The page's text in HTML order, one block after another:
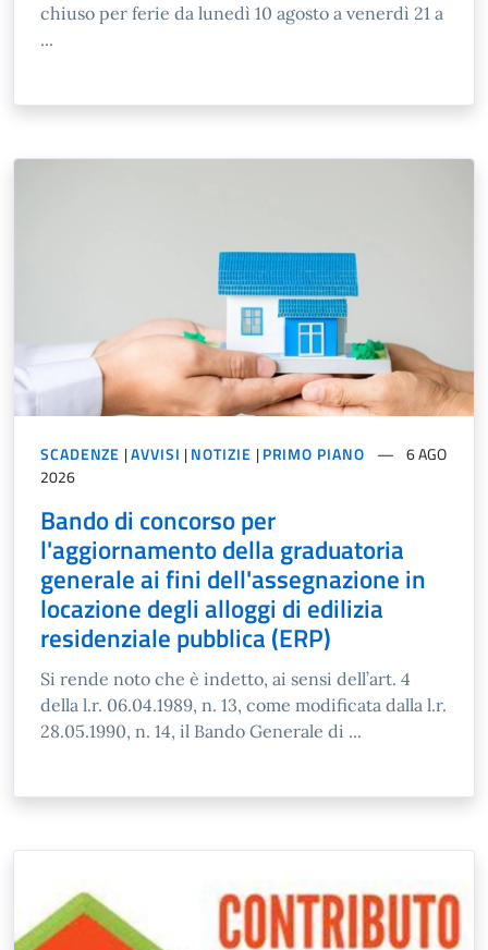
chiuso per ferie da lunedì 10 agosto a venerdì 21 a
...
SCADENZE |AVVISI |NOTIZIE |PRIMO PIANO
6 AGO
2026
Bando di concorso per
l'aggiornamento della graduatoria
generale ai fini dell'assegnazione in
locazione degli alloggi di edilizia
residenziale pubblica (ERP)
Si rende noto che è indetto, ai sensi dell’art. 4
della l.r. 06.04.1989, n. 13, come modificata dalla l.r.
28.05.1990, n. 14, il Bando Generale di ...